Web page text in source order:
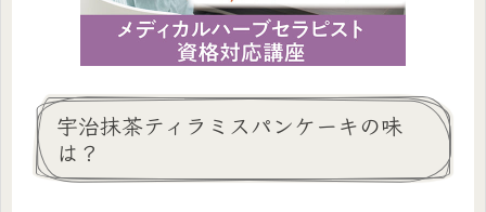
宇治抹茶ティラミスパンケーキの味
は？